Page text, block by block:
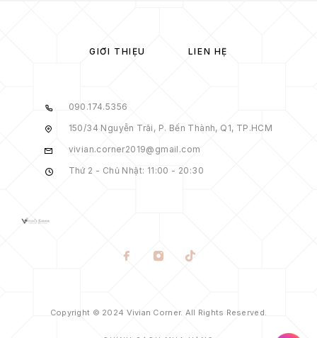
GIỚI THIỆU LIÊN HỆ
090.174.5356
150/34 Nguyễn Trãi, P. Bến Thành, Q1, TP.HCM
vivian.corner2019@gmail.com
Thứ 2 - Chủ Nhật: 11:00 - 20:30
Copyright © 2024 Vivian Corner. All Rights Reserved.